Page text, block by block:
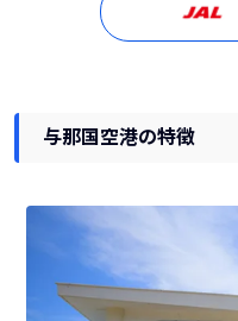
与那国空港の特徴